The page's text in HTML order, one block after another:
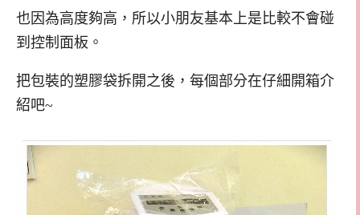
也因為高度夠高，所以小朋友基本上是比較不會碰
到控制面板。
把包裝的塑膠袋拆開之後，每個部分在仔細開箱介
紹吧~